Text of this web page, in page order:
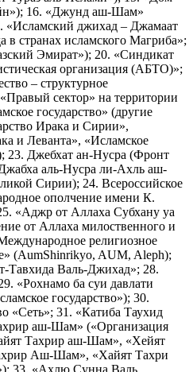
16. «Джунд аш-Шам»
«Исламский джихад – Джамаат
странах исламского Магриба»;
Эмират»); 20. «Синдикат
организация (АБТО)»;
– структурное
сектор» на территории
государство» (другие
Ирака и Сирии»,
и Леванта», «Исламское
23. Джебхат ан-Нусра (Фронт
аль-Нусра ли-Ахль аш-
Сирии); 24. Всероссийское
ополчение имени К.
«Аджр от Аллаха Субхану уа
от Аллаха милоственного и
религиозное
(AumShinrikyo, AUM, Aleph);
Тавхида Валь-Джихад»; 28.
«Рохнамо ба суи давлати
государство»); 30.
«Сеть»; 31. «Катиба Таухид
аш-Шам» («Организация
Тахрир аш-Шам», «Хейят
Аш-Шам», «Хайят Тахри
33. «Ахлю Сунна Валь